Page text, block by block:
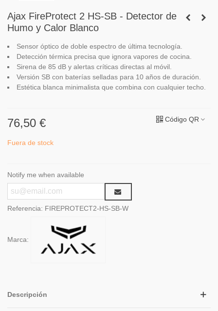
Ajax FireProtect 2 HS-SB - Detector de
Humo y Calor Blanco
Sensor óptico de doble espectro de última tecnología.
Detección térmica precisa que ignora vapores de cocina.
Sirena de 85 dB y alertas críticas directas al móvil.
Versión SB con baterías selladas para 10 años de duración.
Estética blanca minimalista que combina con cualquier techo.
76,50 € Código QR
Fuera de stock
Notify me when available
Referencia: FIREPROTECT2-HS-SB-W
Marca:
Descripción